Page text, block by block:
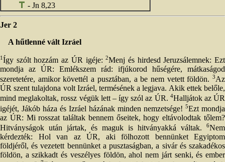
- Jn 8,23
Jer 2
A hűtlenné vált Izráel
1Így szólt hozzám az ÚR igéje:2Menj és hirdesd Jeruzsálemnek: Ezt
mondja az ÚR: Emlékszem rád: ifjúkorod hűségére, mátkaságod
szeretetére, amikor követtél a pusztában, a be nem vetett földön. 3Az
ÚR szent tulajdona volt Izráel, termésének a legjava. Akik ettek belőle,
mind meglakoltak, rossz végük lett – így szól az ÚR. 4Halljátok az ÚR
igéjét, Jákób háza és Izráel házának minden nemzetsége! 5Ezt mondja
az ÚR: Mi rosszat találtak bennem őseitek, hogy eltávolodtak tőlem?
Hitványságok után jártak, és maguk is hitványakká váltak.
6Nem
kérdezték: Hol van az ÚR, aki fölhozott bennünket Egyiptom
földjéről, és vezetett bennünket a pusztaságban, a sivár és szakadékos
földön, a szikkadt és veszélyes földön, ahol nem járt senki, és ember